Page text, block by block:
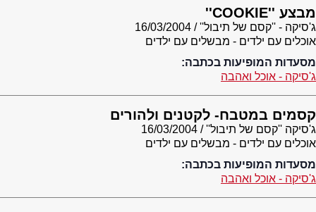
מבצע ''COOKIE''
ג'סיקה - ''קסם של תיבול''
16/03/2004
אוכלים עם ילדים - מבשלים עם ילדים
מסעדות המופיעות בכתבה:
ג'סיקה - אוכל ואהבה
קסמים במטבח- לקטנים ולהורים
ג'סיקה ''קסם של תיבול''
16/03/2004
אוכלים עם ילדים - מבשלים עם ילדים
מסעדות המופיעות בכתבה:
ג'סיקה - אוכל ואהבה